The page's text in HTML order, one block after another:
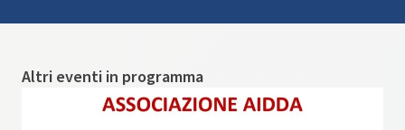
Altri eventi in programma